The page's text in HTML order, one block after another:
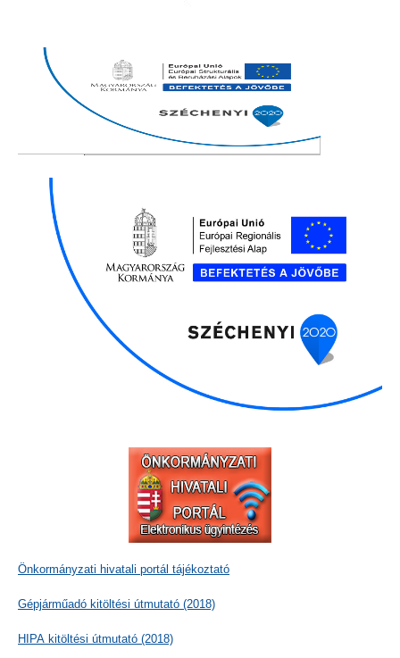
Önkormányzati hivatali portál tájékoztató
Gépjárműadó kitöltési útmutató (2018)
HIPA kitöltési útmutató (2018)